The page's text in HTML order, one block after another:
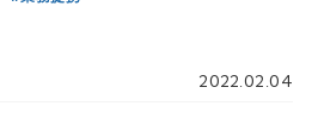
2022.02.04